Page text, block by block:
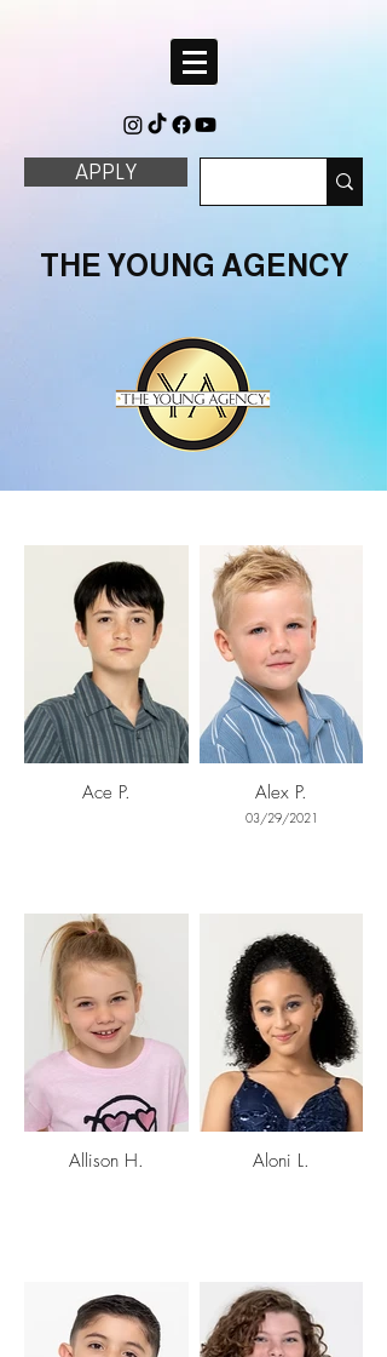
APPLY
THE YOUNG AGENCY
Ace P. Alex P.
03/29/2021
Allison H. Aloni L.